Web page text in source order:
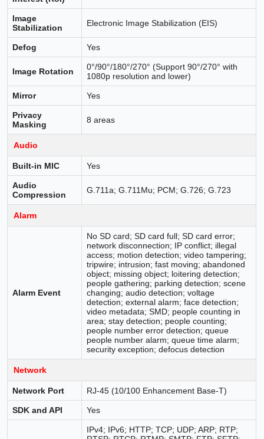
Image
Stabilization
Electronic Image Stabilization (EIS)
Defog Yes
Image Rotation
0°/90°/180°/270° (Support 90°/270° with
1080p resolution and lower)
Mirror Yes
Privacy
Masking
8 areas
Audio
Built-in MIC Yes
Audio
Compression
G.711a; G.711Mu; PCM; G.726; G.723
Alarm
Alarm Event
No SD card; SD card full; SD card error;
network disconnection; IP conflict; illegal
access; motion detection; video tampering;
tripwire; intrusion; fast moving; abandoned
object; missing object; loitering detection;
people gathering; parking detection; scene
changing; audio detection; voltage
detection; external alarm; face detection;
video metadata; SMD; people counting in
area; stay detection; people counting;
people number error detection; queue
people number alarm; queue time alarm;
security exception; defocus detection
Network
Network Port RJ-45 (10/100 Enhancement Base-T)
SDK and API Yes
IPv4; IPv6; HTTP; TCP; UDP; ARP; RTP;